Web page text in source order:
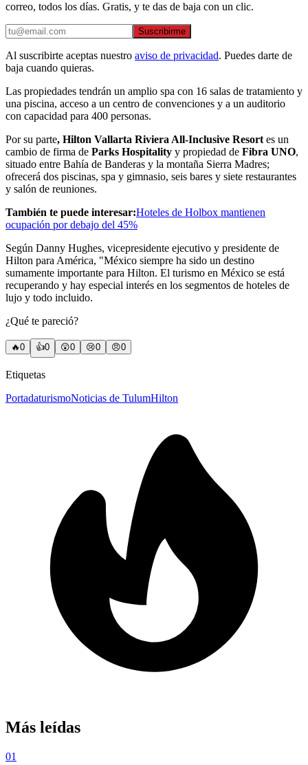
correo, todos los días. Gratis, y te das de baja con un clic.
Suscribirme
Al suscribirte aceptas nuestro aviso de privacidad. Puedes darte de
baja cuando quieras.
Las propiedades tendrán un amplio spa con 16 salas de tratamiento y
una piscina, acceso a un centro de convenciones y a un auditorio
con capacidad para 400 personas.
Por su parte, Hilton Vallarta Riviera All-Inclusive Resort es un
cambio de firma de Parks Hospitality y propiedad de Fibra UNO,
situado entre Bahía de Banderas y la montaña Sierra Madres;
ofrecerá dos piscinas, spa y gimnasio, seis bares y siete restaurantes
y salón de reuniones.
También te puede interesar:Hoteles de Holbox mantienen
ocupación por debajo del 45%
Según Danny Hughes, vicepresidente ejecutivo y presidente de
Hilton para América, "México siempre ha sido un destino
sumamente importante para Hilton. El turismo en México se está
recuperando y hay especial interés en los segmentos de hoteles de
lujo y todo incluido.
¿Qué te pareció?
🔥0 👍0 😲0 😢0 😠0
Etiquetas
PortadaturismoNoticias de TulumHilton
Más leídas
01